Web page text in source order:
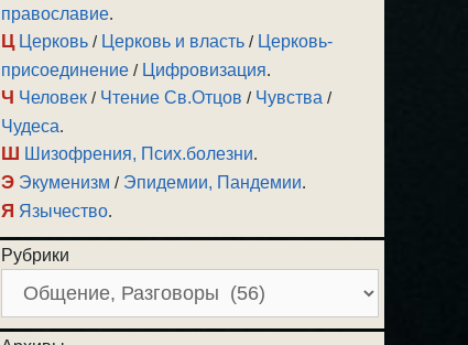
православие.
Ц Церковь / Церковь и власть / Церковь-
присоединение / Цифровизация.
Ч Человек / Чтение Св.Отцов / Чувства /
Чудеса.
Ш Шизофрения, Псих.болезни.
Э Экуменизм / Эпидемии, Пандемии.
Я Язычество.
Рубрики